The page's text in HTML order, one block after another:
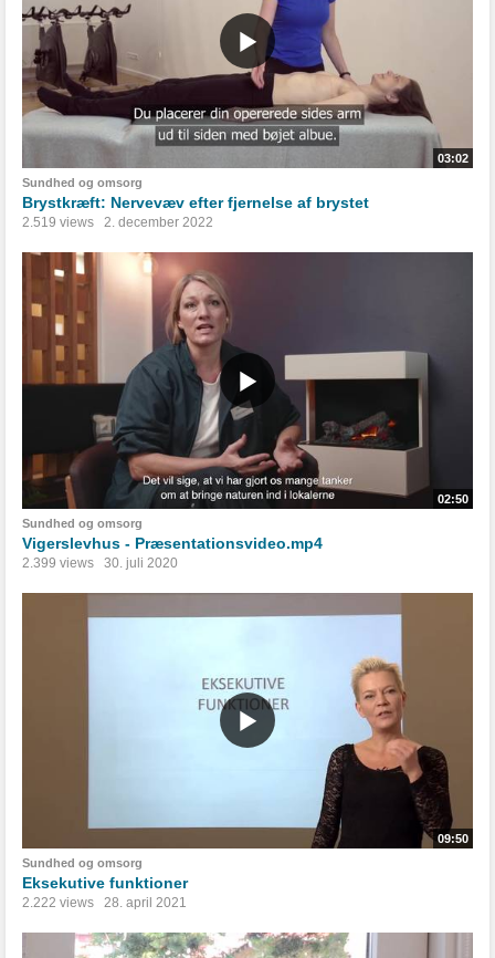
03:02
Sundhed og omsorg
Brystkræft: Nervevæv efter fjernelse af brystet
2.519 views 2. december 2022
02:50
Sundhed og omsorg
Vigerslevhus - Præsentationsvideo.mp4
2.399 views 30. juli 2020
09:50
Sundhed og omsorg
Eksekutive funktioner
2.222 views 28. april 2021